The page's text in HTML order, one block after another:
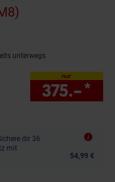
unterwegs
nur
375.–*
dir 36
mit
54,99 €